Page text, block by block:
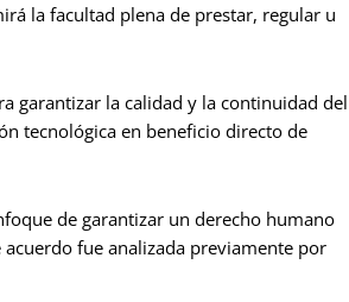
la facultad plena de prestar, regular u
garantizar la calidad y la continuidad del
tecnológica en beneficio directo de
de garantizar un derecho humano
fue analizada previamente por